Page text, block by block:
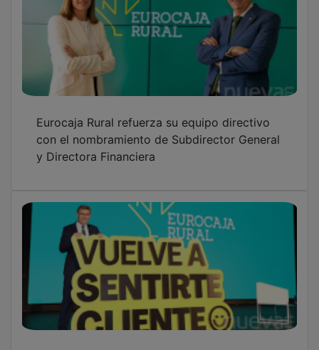
"Vuelve a sentirte cliente": Eurocaja Rural
apuesta por la cercanía y el servicio humano
en su nueva campaña institucional
Una amplia comitiva con Page a la cabeza
preside en Toledo un Corpus protagonizado
por la visita del Papa y el VIII centenario de